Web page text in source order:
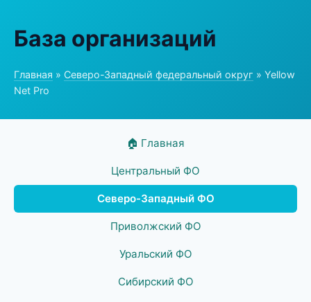
База организаций
Главная » Северо-Западный федеральный округ » Yellow
Net Pro
🏠 Главная
Центральный ФО
Северо-Западный ФО
Приволжский ФО
Уральский ФО
Сибирский ФО